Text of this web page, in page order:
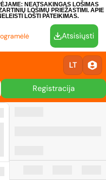
NEATSAKINGAS LOŠIMAS
LOŠIMŲ PRIEŽASTIMI. APIE
LOŠTI PATEIKIMAS.
Atsisiųsti
LT
Registracija